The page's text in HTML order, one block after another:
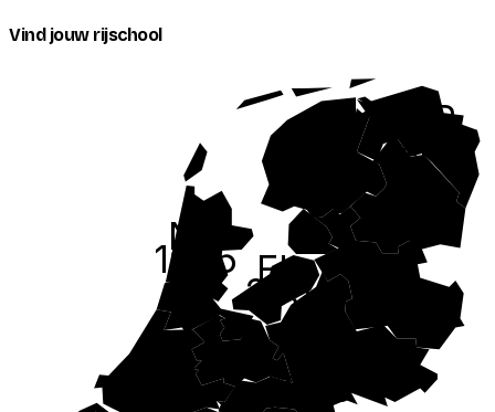
Vind jouw rijschool
GR
229
FL
265
808
UT
522
NH
1095
ZH
1861